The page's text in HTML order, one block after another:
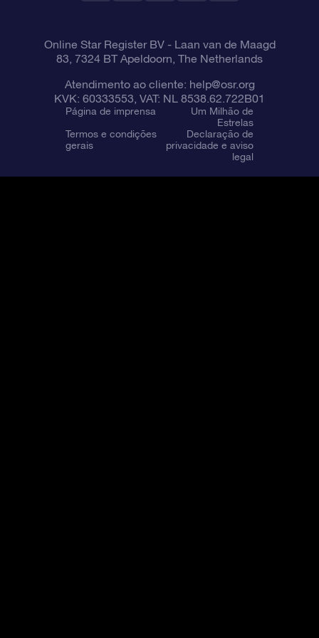
Online Star Register BV- Laan van de Maagd
83, 7324 BT Apeldoorn, The Netherlands
Atendimento ao cliente: help@osr.org
KVK: 60333553, VAT: NL 8538.62.722B01
Página de imprensa
Um Milhão de
Estrelas
Termos e condições
gerais
Declaração de
privacidade e aviso
legal